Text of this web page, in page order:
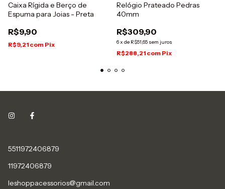
Caixa Rígida e Berço de
Espuma para Joias - Preta
R$9,90
R$9,21 com Pix
Relógio Prateado Pedras
40mm
R$309,90
6x de R$51,65 sem juros
R$288,21 com Pix
5511972406879
11972406879
leshoppacessorios@gmail.com